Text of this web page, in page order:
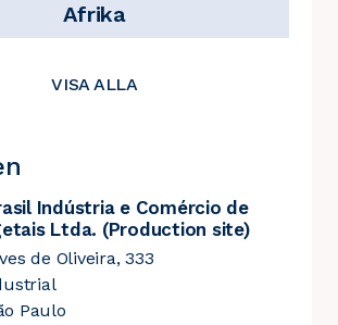
Afrika
VISA ALLA
Indústria e Comércio de
Ltda. (Production site)
de Oliveira, 333
Paulo